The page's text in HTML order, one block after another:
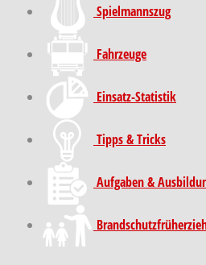
Spielmannszug
Fahrzeuge
Einsatz-Statistik
Tipps & Tricks
Aufgaben &